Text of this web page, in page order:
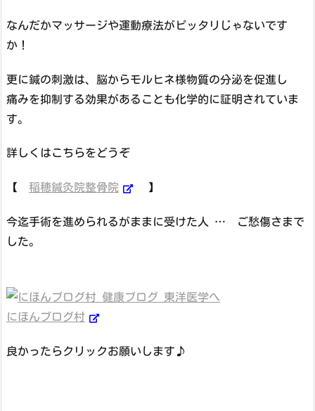
なんだかマッサージや運動療法がピッタリじゃないです
か！
更に鍼の刺激は、脳からモルヒネ様物質の分泌を促進し
痛みを抑制する効果があることも化学的に証明されていま
す。
詳しくはこちらをどうぞ
【 稲穂鍼灸院整骨院 】
今迄手術を進められるがままに受けた人 … ご愁傷さまで
した。
にほんブログ村
良かったらクリックお願いします♪